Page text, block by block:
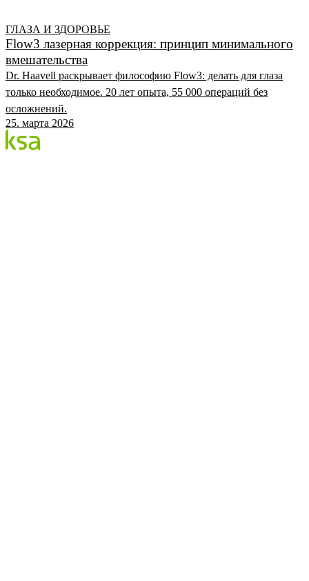
ГЛАЗА И ЗДОРОВЬЕ
Flow3 лазерная коррекция: принцип минимального
вмешательства
Dr. Haavell раскрывает философию Flow3: делать для глаза
только необходимое. 20 лет опыта, 55 000 операций без
осложнений.
25. марта 2026